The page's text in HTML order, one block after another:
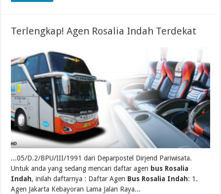
Terlengkap! Agen Rosalia Indah Terdekat
...05/D.2/BPU/III/1991 dari Deparpostel Dirjend Pariwisata.
Untuk anda yang sedang mencari daftar agen bus Rosalia
Indah, inilah daftarnya : Daftar Agen Bus Rosalia Indah: 1.
Agen Jakarta Kebayoran Lama Jalan Raya...